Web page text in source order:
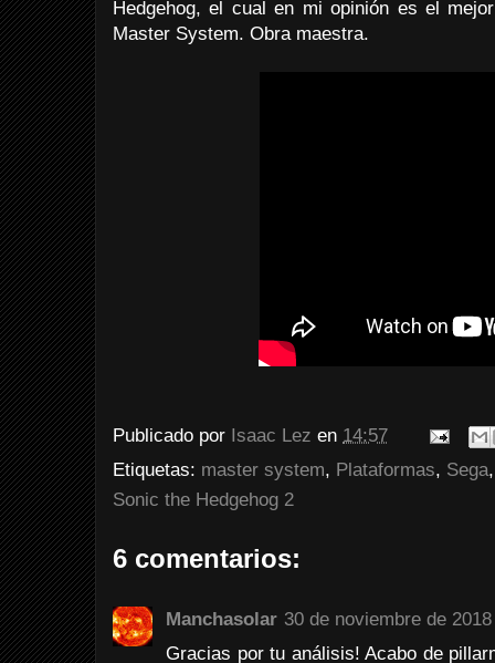
Hedgehog, el cual en mi opinión es el
Master System. Obra maestra.
Publicado por Isaac Lez en 14:57
Etiquetas: master system, Plataformas, Sega
Sonic the Hedgehog 2
6 comentarios:
Manchasolar 30 de noviembre de
Gracias por tu análisis! Acabo de